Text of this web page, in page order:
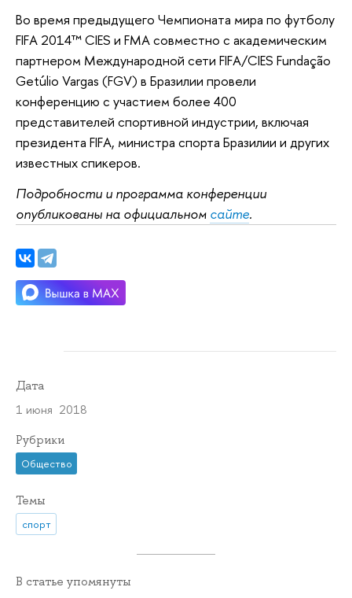
Во время предыдущего Чемпионата мира по футболу
FIFA 2014™ CIES и FMA совместно с академическим
партнером Международной сети FIFA/CIES Fundação
Getúlio Vargas (FGV) в Бразилии провели
конференцию с участием более 400
представителей спортивной индустрии, включая
президента FIFA, министра спорта Бразилии и других
известных спикеров.
Подробности и программа конференции
опубликованы на официальном сайте.
Дата
1 июня 2018
Рубрики
Общество
Темы
спорт
В статье упомянуты